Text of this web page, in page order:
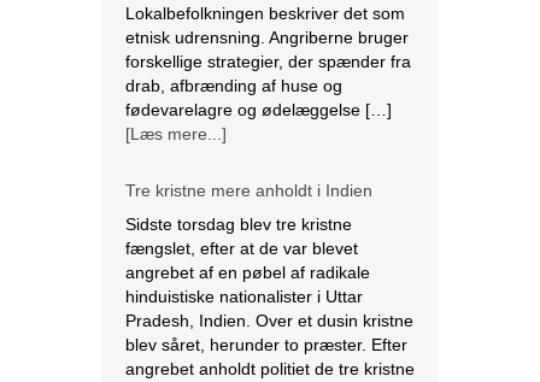
Lokalbefolkningen beskriver det som
etnisk udrensning. Angriberne bruger
forskellige strategier, der spænder fra
drab, afbrænding af huse og
fødevarelagre og ødelæggelse […]
[Læs mere...]
Tre kristne mere anholdt i Indien
Sidste torsdag blev tre kristne
fængslet, efter at de var blevet
angrebet af en pøbel af radikale
hinduistiske nationalister i Uttar
Pradesh, Indien. Over et dusin kristne
blev såret, herunder to præster. Efter
angrebet anholdt politiet de tre kristne